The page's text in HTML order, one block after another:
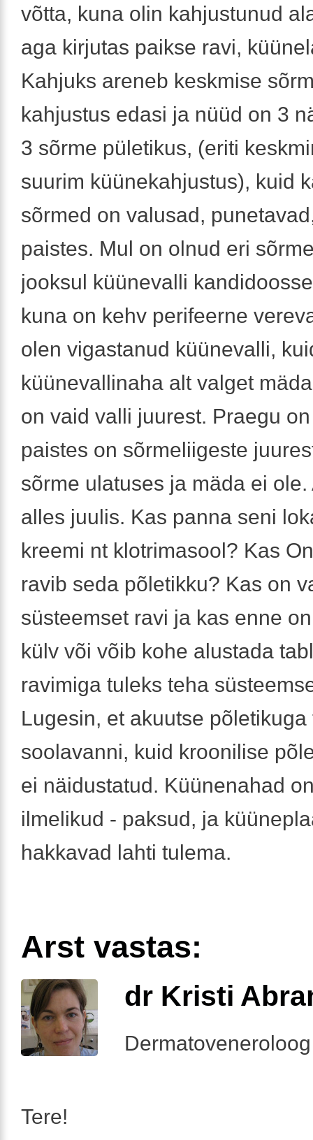
võtta, kuna olin kahjustunud
aga kirjutas paikse ravi,
Kahjuks areneb keskmise
kahjustus edasi ja nüüd on 3
3 sõrme pületikus, (eriti
suurim küünekahjustus), kuid
sõrmed on valusad,
paistes. Mul on olnud eri
jooksul küünevalli
kuna on kehv perifeerne
olen vigastanud küünevalli,
küünevallinaha alt valget
on vaid valli juurest. Praegu
paistes on sõrmeliigeste
sõrme ulatuses ja mäda ei
alles juulis. Kas panna seni
kreemi nt klotrimasool? Kas
ravib seda põletikku? Kas on
süsteemset ravi ja kas enne
külv või võib kohe alustada
ravimiga tuleks teha
Lugesin, et akuutse
soolavanni, kuid kroonilise
ei näidustatud. Küünenahad
ilmelikud - paksud, ja
hakkavad lahti tulema.
Arst vastas:
dr Kristi
Dermatoveneroloog
Tere!